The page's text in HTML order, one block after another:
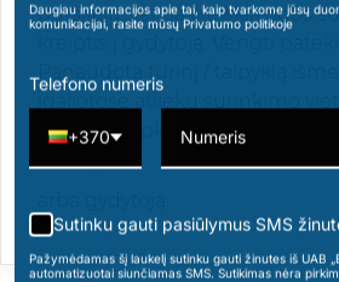
purškalu. Jei pasireiškia odos
Panaudotą turinį / talpyklą
blogai, kreipkitės į
Daugiau informacijos apie tai, kaip tvarkome jūsų
komunikacijai, rasite mūsų Privatumo politikoje
Telefono numeris
+370
Sutinku gauti pasiūlymus SMS
Pažymėdamas šį laukelį sutinku gauti žinutes iš UAB
automatizuotai siunčiamas SMS. Sutikimas nėra